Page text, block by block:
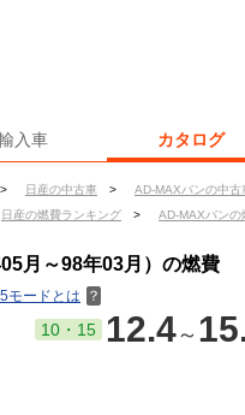
入車 カタログ
> 日産の中古車 > AD-MAXバンの中古
日産の燃費ランキング > AD-MAXバンの
月～98年03月）の燃費
モードとは ？
10・15 12.4～